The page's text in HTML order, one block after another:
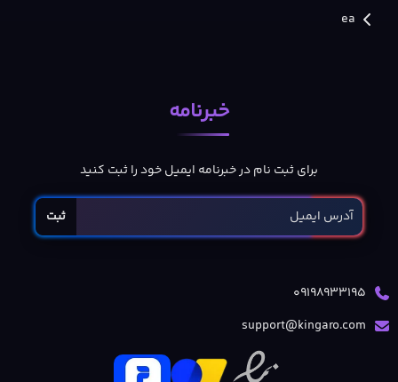
ea
خبرنامه
برای ثبت نام در خبرنامه ایمیل خود را ثبت کنید
ثبت
09198933195
support@kingaro.com